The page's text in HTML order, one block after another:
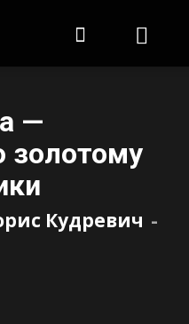
—
золотому
Кудревич -